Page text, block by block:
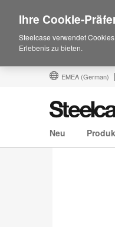
EMEA (German)
Neu
Ihre Cookie-
Steelcase verwendet
Erlebenis zu bieten.